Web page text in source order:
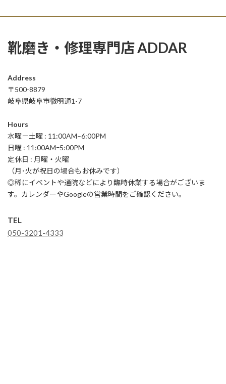
靴磨き・修理専門店 ADDAR
Address
〒500-8879
岐阜県岐阜市徹明通1-7
Hours
水曜－土曜 : 11:00AM–6:00PM
日曜 : 11:00AMｰ5:00PM
定休日 : 月曜・火曜
（月･火が祝日の場合もお休みです）
◎稀にイベントや通院などにより臨時休業する場合がございま
す。カレンダーやGoogleの営業時間をご確認ください。
TEL
050-3201-4333